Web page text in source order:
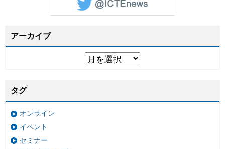
アーカイブ
タグ
オンライン
イベント
セミナー